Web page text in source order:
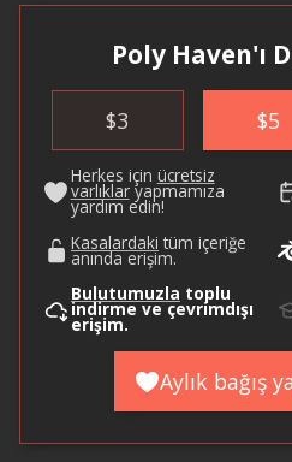
Poly Haven'ı
$3 $5
Herkes için ücretsiz
varlıklaryapmamıza
yardım edin!
Kasalardaki tüm içeriğe
anında erişim.
Bulutumuzla toplu
indirme ve çevrimdışı
erişim.
Aylık bağış